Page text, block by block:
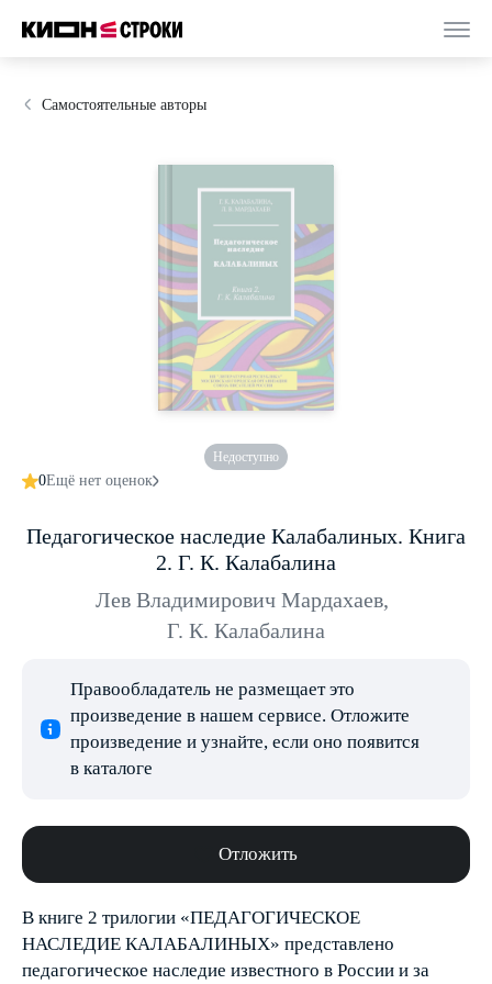
Самостоятельные авторы
Недоступно
0Ещё нет оценок
Педагогическое наследие Калабалиных. Книга
2. Г. К. Калабалина
Лев Владимирович Мардахаев,
Г. К. Калабалина
Правообладатель не размещает это
произведение в нашем сервисе. Отложите
произведение и узнайте, если оно появится
в каталоге
Отложить
В книге 2 трилогии «ПЕДАГОГИЧЕСКОЕ
НАСЛЕДИЕ КАЛАБАЛИНЫХ» представлено
педагогическое наследие известного в России и за